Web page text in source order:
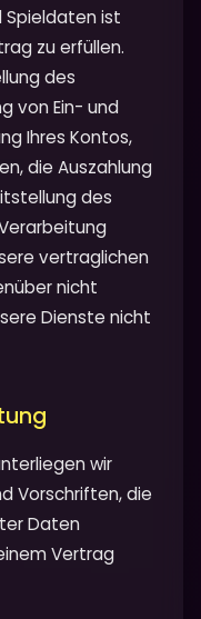
Spieldaten ist
zu erfüllen.
des
von Ein- und
Ihres Kontos,
die Auszahlung
des
vertraglichen
nicht
Dienste nicht
wir
Vorschriften, die
Daten
Vertrag